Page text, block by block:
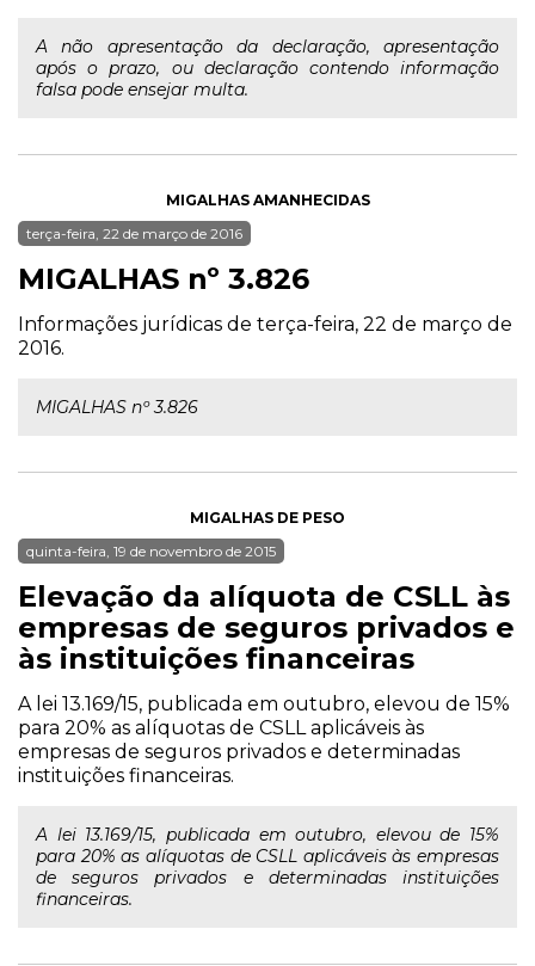
A não apresentação da declaração, apresentação
após o prazo, ou declaração contendo informação
falsa pode ensejar multa.
MIGALHAS AMANHECIDAS
terça-feira, 22 de março de 2016
MIGALHAS nº 3.826
Informações jurídicas de terça-feira, 22 de março de
2016.
MIGALHAS nº 3.826
MIGALHAS DE PESO
quinta-feira, 19 de novembro de 2015
Elevação da alíquota de CSLL às
empresas de seguros privados e
às instituições financeiras
A lei 13.169/15, publicada em outubro, elevou de 15%
para 20% as alíquotas de CSLL aplicáveis às
empresas de seguros privados e determinadas
instituições financeiras.
A lei 13.169/15, publicada em outubro, elevou de 15%
para 20% as alíquotas de CSLL aplicáveis às empresas
de seguros privados e determinadas instituições
financeiras.